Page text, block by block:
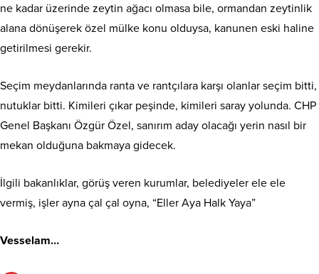
ne kadar üzerinde zeytin ağacı olmasa bile, ormandan zeytinlik
alana dönüşerek özel mülke konu olduysa, kanunen eski haline
getirilmesi gerekir.
Seçim meydanlarında ranta ve rantçılara karşı olanlar seçim bitti,
nutuklar bitti. Kimileri çıkar peşinde, kimileri saray yolunda. CHP
Genel Başkanı Özgür Özel, sanırım aday olacağı yerin nasıl bir
mekan olduğuna bakmaya gidecek.
İlgili bakanlıklar, görüş veren kurumlar, belediyeler ele ele
vermiş, işler ayna çal çal oyna, “Eller Aya Halk Yaya”
Vesselam…